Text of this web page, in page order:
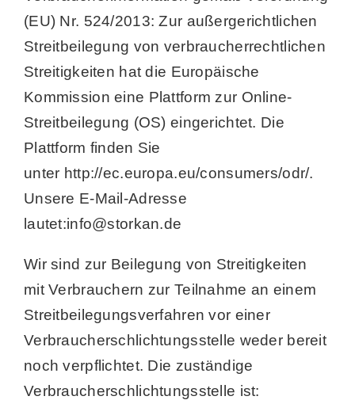
(EU) Nr. 524/2013: Zur außergerichtlichen
Streitbeilegung von verbraucherrechtlichen
Streitigkeiten hat die Europäische
Kommission eine Plattform zur Online-
Streitbeilegung (OS) eingerichtet. Die
Plattform finden Sie
unter http://ec.europa.eu/consumers/odr/.
Unsere E-Mail-Adresse
lautet:info@storkan.de
Wir sind zur Beilegung von Streitigkeiten
mit Verbrauchern zur Teilnahme an einem
Streitbeilegungsverfahren vor einer
Verbraucherschlichtungsstelle weder bereit
noch verpflichtet. Die zuständige
Verbraucherschlichtungsstelle ist: